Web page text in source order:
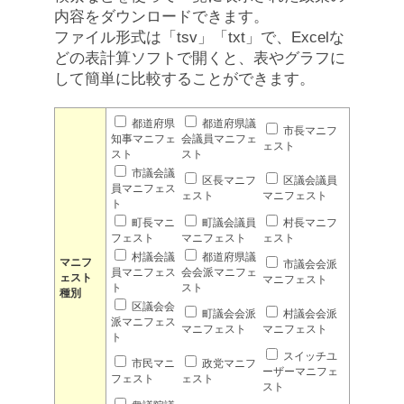
内容をダウンロードできます。
ファイル形式は「tsv」「txt」で、Excelな
どの表計算ソフトで開くと、表やグラフに
して簡単に比較することができます。
マニフ
ェスト
種別
都道府県
知事マニフェ
スト
都道府県議
会議員マニフェ
スト
市長マニフ
ェスト
市議会議
員マニフェス
ト
区長マニフ
ェスト
区議会議員
マニフェスト
町長マニ
フェスト
町議会議員
マニフェスト
村長マニフ
ェスト
村議会議
員マニフェス
ト
都道府県議
会会派マニフェ
スト
市議会会派
マニフェスト
区議会会
派マニフェス
ト
町議会会派
マニフェスト
村議会会派
マニフェスト
市民マニ
フェスト
政党マニフ
ェスト
スイッチユ
ーザーマニフェ
スト